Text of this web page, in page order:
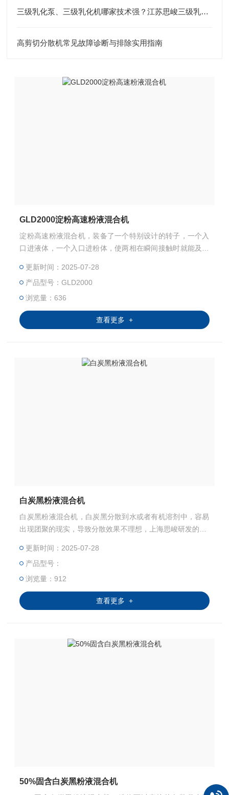
三级乳化泵、三级乳化机哪家技术强？江苏思峻三级乳化头给出答案
高剪切分散机常见故障诊断与排除实用指南
GLD2000淀粉高速粉液混合机
淀粉高速粉液混合机，装备了一个特别设计的转子，一个入
口进液体，一个入口进粉体，使两相在瞬间接触时就能及时
然后密封加料入口，在腔体中继续分散混合。根据产品要
求，粉末的性状，Z高添加量可达80%。另外，如果粘度过
高，也可在入口前加一台泵。
更新时间：2025-07-28
产品型号：GLD2000
浏览量：636
查看更多 +
白炭黑粉液混合机
白炭黑粉液混合机，白炭黑分散到水或者有机溶剂中，容易
出现团聚的现实，导致分散效果不理想，上海思峻研发的GL
先将水（有机）相进入到罐内，然后开机打循环，是水相快
速流动，再将白炭黑粉末吸入工作腔内，随着水相快速循
环，从而得到更好的分散混合。并且可以防止粉尘飞扬，有
利于工业化生产。
更新时间：2025-07-28
产品型号：
浏览量：912
查看更多 +
50%固含白炭黑粉液混合机